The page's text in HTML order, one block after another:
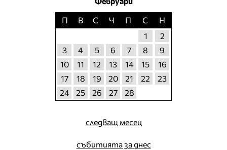
П
В С Ч П С
Н
1
2
3
4 5 6 7 8
9
10
11 12 13 14 15
16
17
18 19 20 21 22
23
24
25 26 27 28
следващ месец
събитията за днес